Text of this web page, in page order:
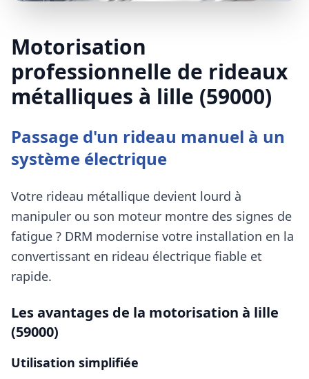
Motorisation
professionnelle de rideaux
métalliques à lille (59000)
Passage d'un rideau manuel à un
système électrique
Votre rideau métallique devient lourd à
manipuler ou son moteur montre des signes de
fatigue ? DRM modernise votre installation en la
convertissant en rideau électrique fiable et
rapide.
Les avantages de la motorisation à lille
(59000)
Utilisation simplifiée